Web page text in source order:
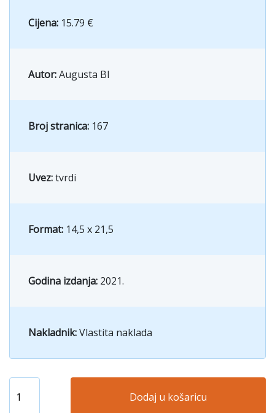
Cijena: 15.79 €
Autor:Augusta BI
Broj stranica: 167
Uvez:tvrdi
Format: 14,5 x 21,5
Godina izdanja: 2021.
Nakladnik:Vlastita naklada
Dodaj u košaricu